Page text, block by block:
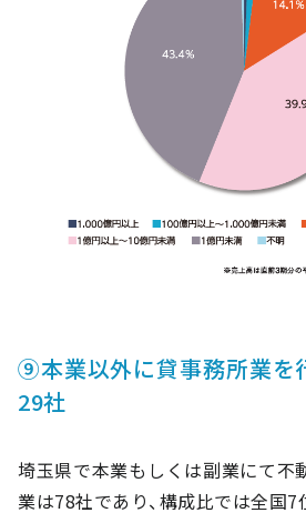
⑨本業以外に貸事務所業を
29社
埼玉県で本業もしくは副業にて不
業は78社であり、構成比では全国7